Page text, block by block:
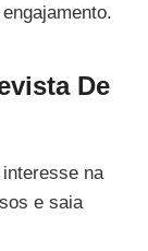
De
na
e saia